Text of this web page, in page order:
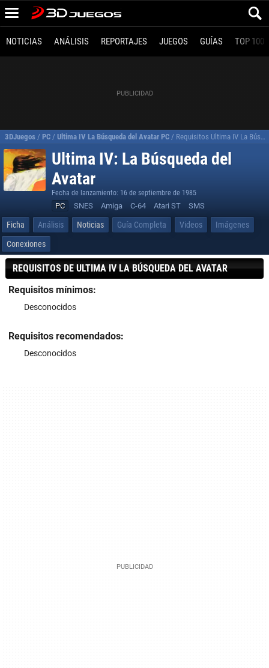
NOTICIAS ANÁLISIS REPORTAJES JUEGOS GUÍAS TOP 100
3DJuegos / PC / Ultima IV La Búsqueda del Avatar PC / Requisitos Ultima IV La Búsqueda del Avatar para PC
Ultima IV: La Búsqueda del
Avatar
Fecha de lanzamiento: 16 de septiembre de 1985
PC SNES Amiga C-64 Atari ST SMS
Ficha Análisis Noticias Guía Completa Videos
Imágenes
Conexiones
REQUISITOS DE ULTIMA IV LA BÚSQUEDA DEL AVATAR
Requisitos mínimos:
Desconocidos
Requisitos recomendados:
Desconocidos